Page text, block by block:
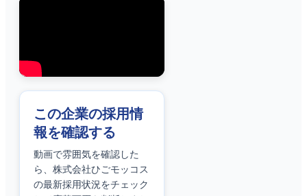
この企業の採用情
報を確認する
動画で雰囲気を確認した
ら、 株式会社ひごモッコス
の最新採用状況をチェック